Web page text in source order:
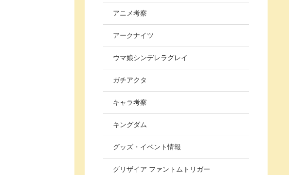
アニメ考察
アークナイツ
ウマ娘シンデレラグレイ
ガチアクタ
キャラ考察
キングダム
グッズ・イベント情報
グリザイア ファントムトリガー